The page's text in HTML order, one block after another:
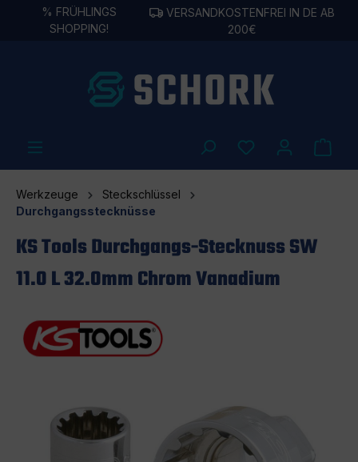
springen
% FRÜHLINGS
SHOPPING!
VERSANDKOSTENFREI IN DE AB
200€
Werkzeuge
Steckschlüssel
Durchgangsstecknüsse
KS Tools Durchgangs-Stecknuss SW
11.0 L 32.0mm Chrom Vanadium